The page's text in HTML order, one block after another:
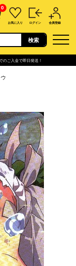
0
お気に入り ログイン 会員登録
のご入金で即日発送！